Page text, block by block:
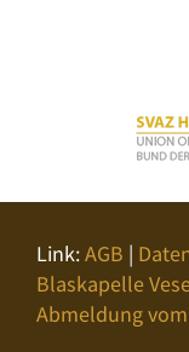
Link:AGB |
Blaskapelle
Abmeldung